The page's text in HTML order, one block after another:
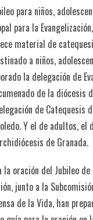
para niños,
para la
material de
a niños,
la delegación de
de la diócesis
de Catequesis
Y el de adultos, el
de Granada.
la oración del Jubileo
junto a la
de la Vida, han